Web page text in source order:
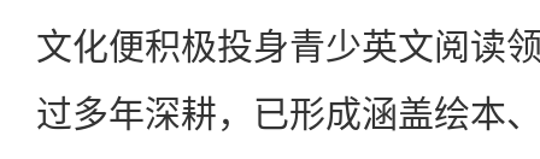
文化便积极投身青少英文阅读
过多年深耕，已形成涵盖绘本